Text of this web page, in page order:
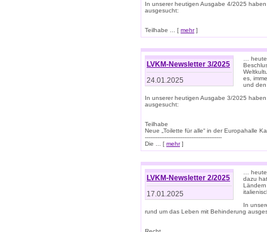
In unserer heutigen Ausgabe 4/2025
ausgesucht:
Teilhabe ... [ mehr]
LVKM-Newsletter 3/2025
24.01.2025
…
es,
und
In unserer heutigen Ausgabe 3/2025
ausgesucht:
Teilhabe
Neue „Toilette für alle“ in der Europahalle
-------------------------------------------
Die ... [ mehr]
LVKM-Newsletter 2/2025
17.01.2025
…
dazu
In
rund um das Leben mit Behinderung